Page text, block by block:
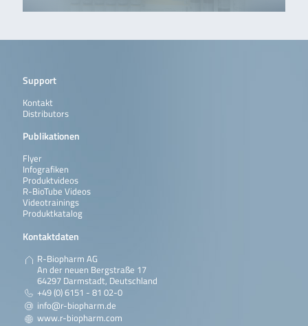
Support
Kontakt
Distributors
Publikationen
Flyer
Infografiken
Produktvideos
R-BioTube Videos
Videotrainings
Produktkatalog
Kontaktdaten
R-Biopharm AG
An der neuen Bergstraße 17
64297 Darmstadt, Deutschland
+49 (0) 6151 - 81 02-0
info@r-biopharm.de
www.r-biopharm.com